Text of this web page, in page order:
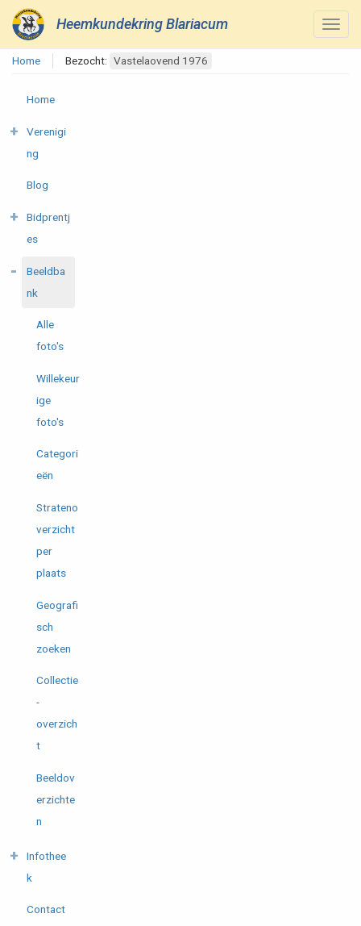
Heemkundekring Blariacum
Home Bezocht: Vastelaovend 1976
Home
Verenigi
ng
Blog
Bidprentj
es
Beeldba
nk
Alle
foto's
Willekeur
ige
foto's
Categori
eën
Strateno
verzicht
per
plaats
Geografi
sch
zoeken
Collectie
-
overzich
t
Beeldov
erzichte
n
Infothee
k
Contact